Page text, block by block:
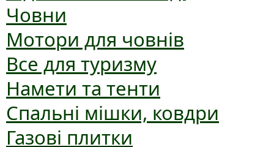
Човни
Мотори для човнів
Все для туризму
Намети та тенти
Спальні мішки, ковдри
Газові плитки